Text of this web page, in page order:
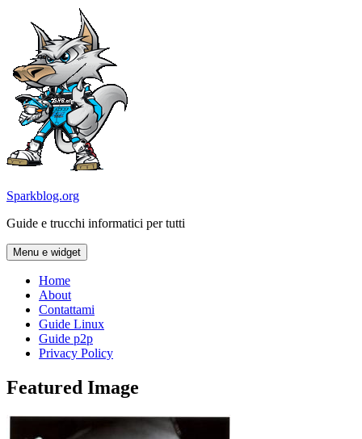
contenuto
Sparkblog.org
Guide e trucchi informatici per tutti
Menu e widget
Home
About
Contattami
Guide Linux
Guide p2p
Privacy Policy
Featured Image